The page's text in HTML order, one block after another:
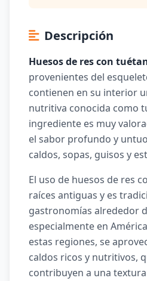
Descripción
Huesos de res con
provenientes del
contienen en su interior
nutritiva conocida como
ingrediente es muy
el sabor profundo y
caldos, sopas, guisos y
El uso de huesos de res
raíces antiguas y es
gastronomías alrededor
especialmente en
estas regiones, se
caldos ricos y nutritivos,
contribuyen a una